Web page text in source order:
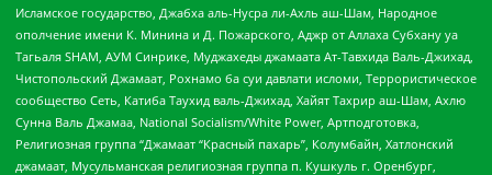
Исламское государство, Джабха аль-Нусра ли-Ахль аш-Шам, Народное
ополчение имени К. Минина и Д. Пожарского, Аджр от Аллаха Субхану уа
Тагьаля SHAM, АУМ Синрике, Муджахеды джамаата Ат-Тавхида Валь-Джихад,
Чистопольский Джамаат, Рохнамо ба суи давлати исломи, Террористическое
сообщество Сеть, Катиба Таухид валь-Джихад, Хайят Тахрир аш-Шам, Ахлю
Сунна Валь Джамаа, National Socialism/White Power, Артподготовка,
Религиозная группа “Джамаат “Красный пахарь”, Колумбайн, Хатлонский
джамаат, Мусульманская религиозная группа п. Кушкуль г. Оренбург,